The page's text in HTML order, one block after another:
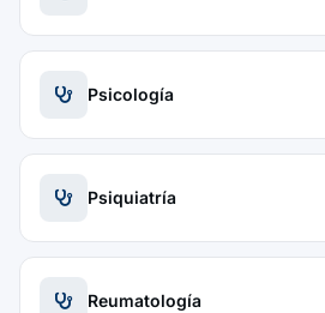
Psicología
Psiquiatría
Reumatología